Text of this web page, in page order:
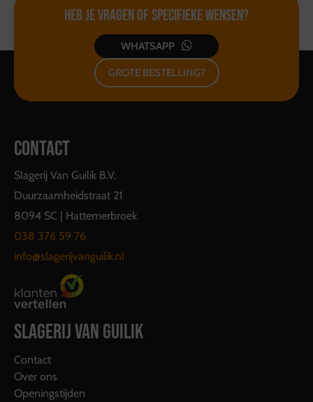
Heb je vragen ofspecifieke wensen?
WHATSAPP
GROTE BESTELLING?
CONTACT
Slagerij Van Guilik B.V.
Duurzaamheidstraat 21
8094 SC | Hattemerbroek
038 376 59 76
info@slagerijvanguilik.nl
SLAGERIJ VAN GUILIK
Contact
Over ons
Openingstijden